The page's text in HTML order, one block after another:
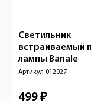
Светильник
встраиваемый
лампы Banale
Артикул 012027
499 ₽